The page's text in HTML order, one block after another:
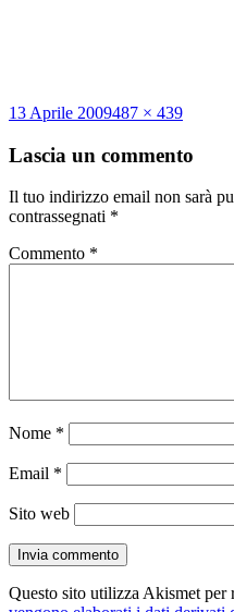
Scritto
13 Aprile 2009Dimensione
487 × 439
Lascia un commento
Il tuo indirizzo email non sarà
contrassegnati *
Commento *
Nome *
Email *
Sito web
Questo sito utilizza Akismet per